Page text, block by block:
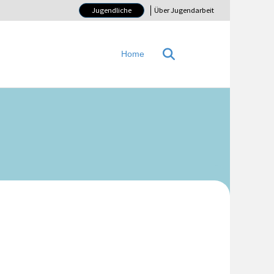
Jugendliche Über Jugendarbeit
Home